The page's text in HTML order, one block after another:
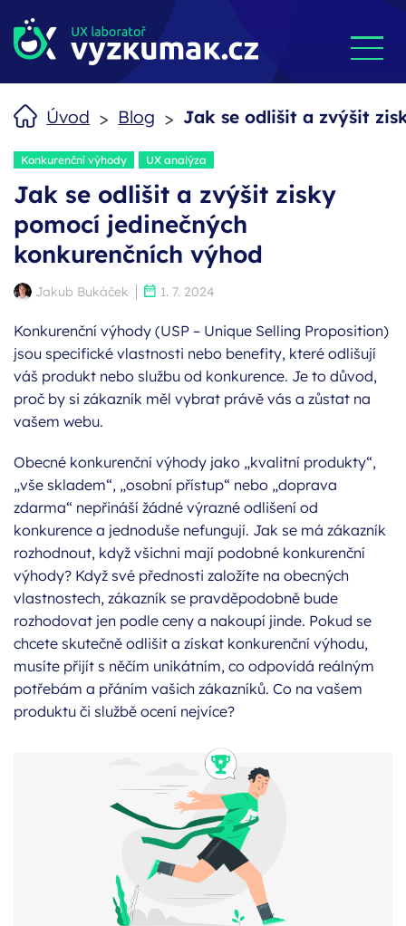
Úvod > Blog > Jak se odlišit a zvýšit
Jak se odlišit a zvýšit zisky
pomocí jedinečných
konkurenčních výhod
Autor:Jakub Bukáček
Štítky:
Konkurenční výhody UX analýza
Publikováno:
1. 7. 2024
Konkurenční výhody (USP – Unique Selling Proposition)
jsou specifické vlastnosti nebo benefity, které odlišují
váš produkt nebo službu od konkurence. Je to důvod,
proč by si zákazník měl vybrat právě vás a zůstat na
vašem webu.
Obecné konkurenční výhody jako „kvalitní produkty“,
„vše skladem“, „osobní přístup“ nebo „doprava
zdarma“ nepřináší žádné výrazné odlišení od
konkurence a jednoduše nefungují. Jak se má zákazník
rozhodnout, když všichni mají podobné konkurenční
výhody? Když své přednosti založíte na obecných
vlastnostech, zákazník se pravděpodobně bude
rozhodovat jen podle ceny a nakoupí jinde. Pokud se
chcete skutečně odlišit a získat konkurenční výhodu,
musíte přijít s něčím unikátním, co odpovídá reálným
potřebám a přáním vašich zákazníků. Co na vašem
produktu či službě ocení nejvíce?